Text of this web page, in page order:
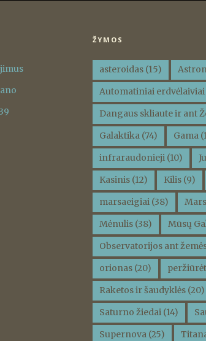
ŽYMOS
asteroidas(15)
Automatiniai
Dangaus skliaute ir ant
Galaktika(74) Gama
infraraudonieji(10)
Kasinis(12) Kilis(9)
marsaeigiai(38)
Mėnulis(38) Mūsų
Observatorijos ant
orionas(20)
Raketos ir šaudyklės(20)
Saturno žiedai(14)
Supernova(25)